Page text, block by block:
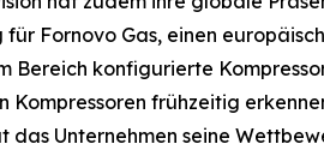
Fornovo Gas, einen
Bereich konfigurierte
Kompressoren frühzeitig
das Unternehmen seine